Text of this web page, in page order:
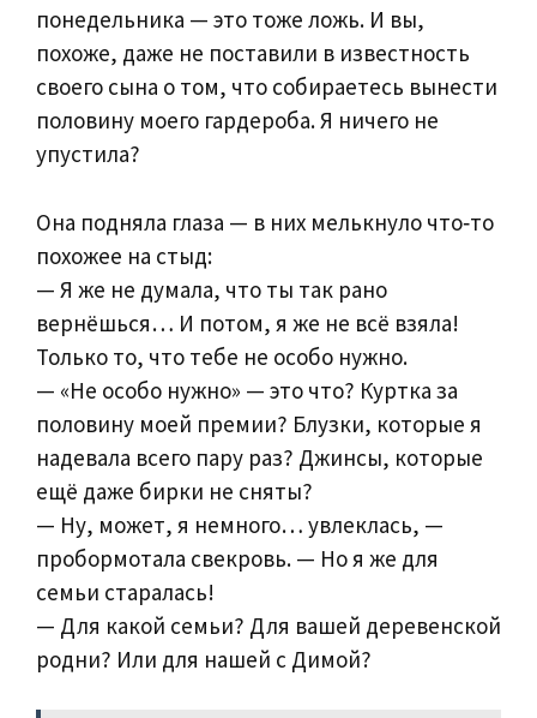
понедельника — это тоже ложь. И вы,
похоже, даже не поставили в известность
своего сына о том, что собираетесь вынести
половину моего гардероба. Я ничего не
упустила?
Она подняла глаза — в них мелькнуло что‑то
похожее на стыд:
— Я же не думала, что ты так рано
вернёшься… И потом, я же не всё взяла!
Только то, что тебе не особо нужно.
— «Не особо нужно» — это что? Куртка за
половину моей премии? Блузки, которые я
надевала всего пару раз? Джинсы, которые
ещё даже бирки не сняты?
— Ну, может, я немного… увлеклась, —
пробормотала свекровь. — Но я же для
семьи старалась!
— Для какой семьи? Для вашей деревенской
родни? Или для нашей с Димой?